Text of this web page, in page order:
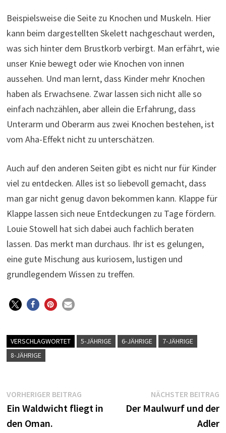
Beispielsweise die Seite zu Knochen und Muskeln. Hier
kann beim dargestellten Skelett nachgeschaut werden,
was sich hinter dem Brustkorb verbirgt. Man erfährt, wie
unser Knie bewegt oder wie Knochen von innen
aussehen. Und man lernt, dass Kinder mehr Knochen
haben als Erwachsene. Zwar lassen sich nicht alle so
einfach nachzählen, aber allein die Erfahrung, dass
Unterarm und Oberarm aus zwei Knochen bestehen, ist
vom Aha-Effekt nicht zu unterschätzen.
Auch auf den anderen Seiten gibt es nicht nur für Kinder
viel zu entdecken. Alles ist so liebevoll gemacht, dass
man gar nicht genug davon bekommen kann. Klappe für
Klappe lassen sich neue Entdeckungen zu Tage fördern.
Louie Stowell hat sich dabei auch fachlich beraten
lassen. Das merkt man durchaus. Ihr ist es gelungen,
eine gute Mischung aus kuriosem, lustigen und
grundlegendem Wissen zu treffen.
VERSCHLAGWORTET 5-JÄHRIGE 6-JÄHRIGE
7-JÄHRIGE
8-JÄHRIGE
Beitragsnavigation
VORHERIGER BEITRAGVorheriger
Beitrag:
Ein Waldwicht fliegt in
den Oman.
NÄCHSTER BEITRAG
Der Maulwurf und der
Adler